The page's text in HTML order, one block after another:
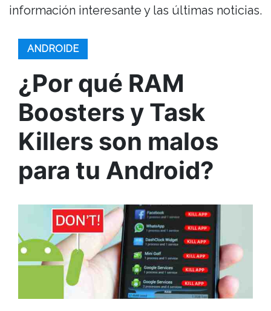
información interesante y las últimas noticias.
ANDROIDE
¿Por qué RAM
Boosters y Task
Killers son malos
para tu Android?